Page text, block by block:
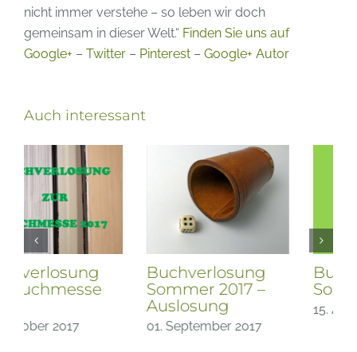
nicht immer verstehe – so leben wir doch
gemeinsam in dieser Welt.“ Finden Sie uns auf
Google+ – Twitter – Pinterest – Google+ Autor
Auch interessant
Buchverlosung
Sommer 2017 –
01. September 2017
Buchverlosung
Sommer 2017
15. August 2017